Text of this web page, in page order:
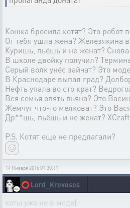
Кошка бросила котят? Это робот
От тебя ушла жена? Железякина
Куришь, пьёшь и не женат? Снова
В школе двойку получил?
Серый волк унёс зайчат? Это
В Краснодаре выпал град?
Нефть упала во сто крат?
Вся семья опять пьяна? Это
Жемчуг что-то мелковат? Это
Др**шь, пьёшь и не женат? XCraft
P.S. Котят еще не предлагали?
14 Января 2016 01:30:11
⭕Lord_Krovosos
коты уже не в моде)